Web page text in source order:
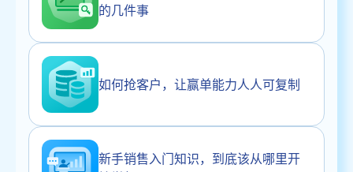
的几件事
如何抢客户，让赢单能力人人可复制
新手销售入门知识，到底该从哪里开